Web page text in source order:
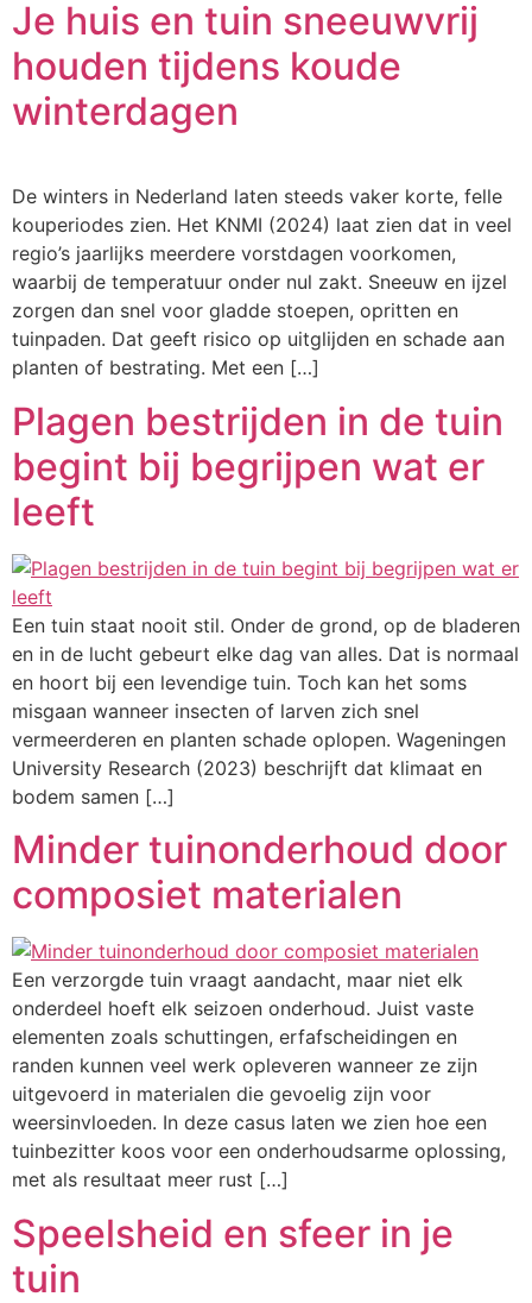
Je huis en tuin sneeuwvrij
houden tijdens koude
winterdagen
De winters in Nederland laten steeds vaker korte, felle
kouperiodes zien. Het KNMI (2024) laat zien dat in veel
regio’s jaarlijks meerdere vorstdagen voorkomen,
waarbij de temperatuur onder nul zakt. Sneeuw en ijzel
zorgen dan snel voor gladde stoepen, opritten en
tuinpaden. Dat geeft risico op uitglijden en schade aan
planten of bestrating. Met een […]
Plagen bestrijden in de tuin
begint bij begrijpen wat er
leeft
Een tuin staat nooit stil. Onder de grond, op de bladeren
en in de lucht gebeurt elke dag van alles. Dat is normaal
en hoort bij een levendige tuin. Toch kan het soms
misgaan wanneer insecten of larven zich snel
vermeerderen en planten schade oplopen. Wageningen
University Research (2023) beschrijft dat klimaat en
bodem samen […]
Minder tuinonderhoud door
composiet materialen
Een verzorgde tuin vraagt aandacht, maar niet elk
onderdeel hoeft elk seizoen onderhoud. Juist vaste
elementen zoals schuttingen, erfafscheidingen en
randen kunnen veel werk opleveren wanneer ze zijn
uitgevoerd in materialen die gevoelig zijn voor
weersinvloeden. In deze casus laten we zien hoe een
tuinbezitter koos voor een onderhoudsarme oplossing,
met als resultaat meer rust […]
Speelsheid en sfeer in je
tuin